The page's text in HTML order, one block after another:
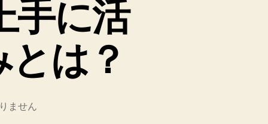
手に活
は？
ません